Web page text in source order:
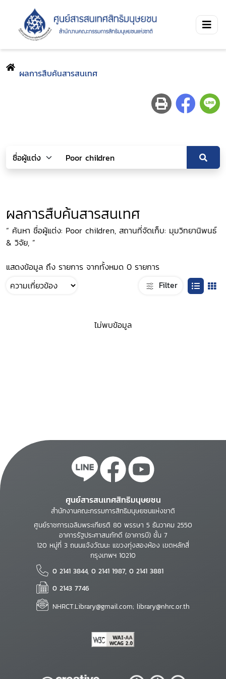
ผลการสืบค้นสารสนเทศ
ผลการสืบค้นสารสนเทศ
“ ค้นหา ชื่อผู้แต่ง: Poor children, สถานที่จัดเก็บ: มุมวิทยานิพนธ์
& วิจัย, ”
แสดงข้อมูล ถึง รายการ จากทั้งหมด 0 รายการ
Filter
ไม่พบข้อมูล
ศูนย์สารสนเทศสิทธิมนุษยชน
สำนักงานคณะกรรมการสิทธิมนุษยชนแห่งชาติ
ศูนย์ราชการเฉลิมพระเกียรติ 80 พรรษา 5 ธันวาคม 2550
อาคารรัฐประศาสนภักดี (อาคารบี) ชั้น 7
120 หมู่ที่ 3 ถนนแจ้งวัฒนะ แขวงทุ่งสองห้อง เขตหลักสี่
กรุงเทพฯ 10210
0 2141 3844, 0 2141 1987, 0 2141 3881
0 2143 7746
NHRCT.Library@gmail.com; library@nhrc.or.th